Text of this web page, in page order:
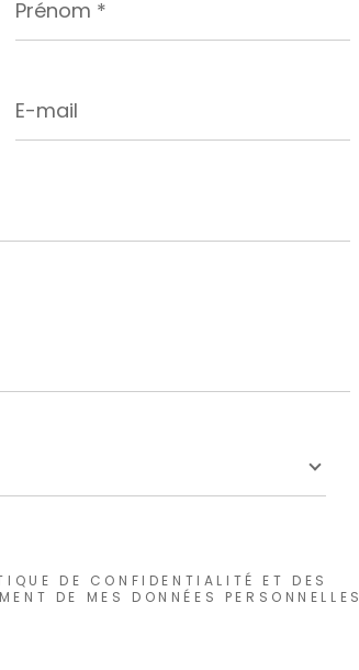
*
mail
DE CONFIDENTIALITÉ ET DES
DE MES DONNÉES PERSONNELLES